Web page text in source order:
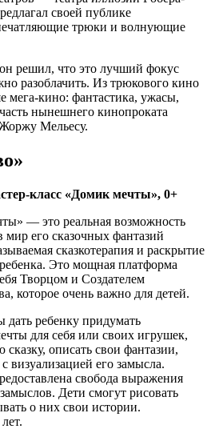
своей публике
трюки и волнующие
решил, что это лучший фокус
разоблачить. Из трюкового кино
мега-кино: фантастика, ужасы,
нынешнего кинопроката
Мельесу.
класс «Домик мечты», 0+
— это реальная возможность
мир его сказочных фантазий
сказкотерапия и раскрытие
Это мощная платформа
Творцом и Создателем
которое очень важно для детей.
дать ребенку придумать
для себя или своих игрушек,
сказку, описать свои фантазии,
визуализацией его замысла.
свобода выражения
Дети смогут рисовать
о них свои истории.